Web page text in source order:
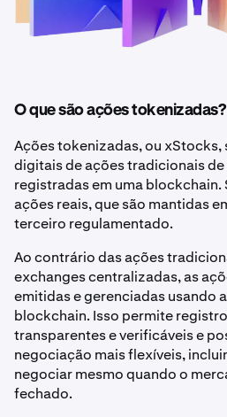
O que são ações
Ações tokenizadas, ou
digitais de ações tradicionais de
registradas em uma
ações reais, que são mantidas
terceiro regulamentado.
Ao contrário das ações
exchanges centralizadas, as
emitidas e gerenciadas usando
blockchain. Isso permite
transparentes e verificáveis e
negociação mais flexíveis,
negociar mesmo quando o
fechado.